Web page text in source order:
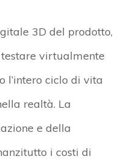
3D del prodotto,
virtualmente
l’intero ciclo di vita
realtà. La
e della
i costi di